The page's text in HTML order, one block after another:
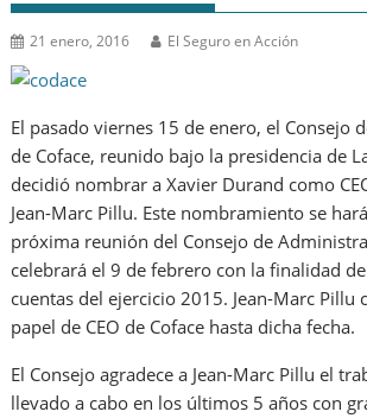
21 enero, 2016 El Seguro en Acción
El pasado viernes 15 de enero, el Consejo
de Coface, reunido bajo la presidencia de
decidió nombrar a Xavier Durand como
Jean-Marc Pillu. Este nombramiento se
próxima reunión del Consejo de
celebrará el 9 de febrero con la finalidad
cuentas del ejercicio 2015. Jean-Marc Pillu
papel de CEO de Coface hasta dicha fecha.
El Consejo agradece a Jean-Marc Pillu el
llevado a cabo en los últimos 5 años con